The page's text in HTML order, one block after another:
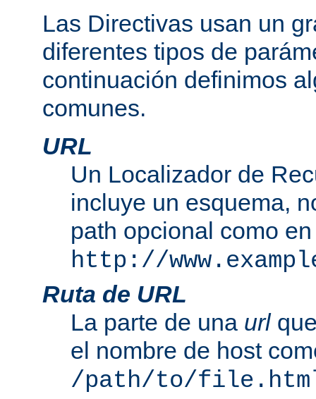
Las Directivas usan un
diferentes tipos de
continuación definimos
comunes.
URL
Un Localizador de
incluye un esquema,
path opcional como en
http://
Ruta de URL
La parte de una url
el nombre de host
/path/to/